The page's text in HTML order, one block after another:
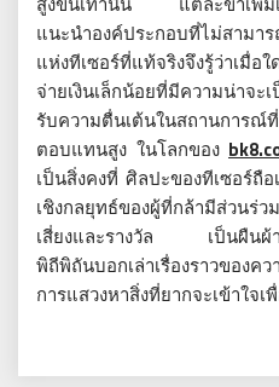
แนะนำองค์ประกอบที่ไม่สามา
แห่งทีเซอร์ที่แท้จริงจึงรู้ว่าเมื่อ
จ่ายเงินเล็กน้อยที่มีความน่าจะ
รับความตื่นเต้นในสถานการณ์
ตอบแทนสูง ในโลกของ
เป็นสิ่งคงที่ ศิลปะของทีเซอร์ถื
เชิงกลยุทธ์ของผู้ที่กล้ามีส่วนร่ว
เสี่ยงและรางวัล เป็นผืนผ้าใ
พิถีพิถันบอกเล่าเรื่องราวของค
การแสวงหาสิ่งที่ยากจะเข้าใ